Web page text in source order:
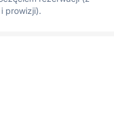
prowizji).